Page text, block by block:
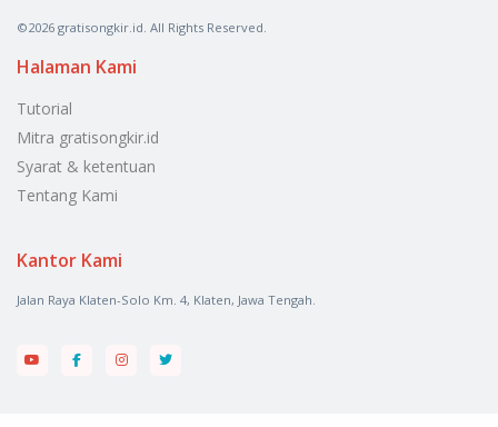
©2026 gratisongkir.id. All Rights Reserved.
Halaman Kami
Tutorial
Mitra gratisongkir.id
Syarat & ketentuan
Tentang Kami
Kantor Kami
Jalan Raya Klaten-Solo Km. 4, Klaten, Jawa Tengah.